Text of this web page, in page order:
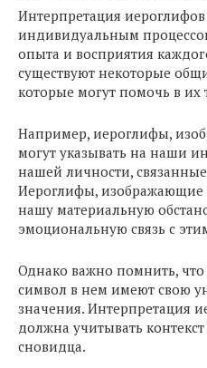
Интерпретация
индивидуальным
опыта и восприятия
существуют некоторые
которые могут помочь в их
Например, иероглифы,
могут указывать на наши
нашей личности,
Иероглифы, изображающие
нашу материальную
эмоциональную связь с
Однако важно помнить,
символ в нем имеют свою
значения. Интерпретация
должна учитывать
сновидца.